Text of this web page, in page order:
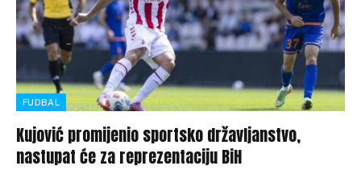
FUDBAL
Kujović promijenio sportsko državljanstvo,
nastupat će za reprezentaciju BiH